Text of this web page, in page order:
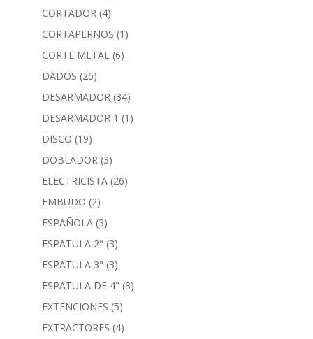
CORTADOR (4)
CORTAPERNOS (1)
CORTE METAL (6)
DADOS (26)
DESARMADOR (34)
DESARMADOR 1 (1)
DISCO (19)
DOBLADOR (3)
ELECTRICISTA (26)
EMBUDO (2)
ESPAÑOLA (3)
ESPATULA 2" (3)
ESPATULA 3" (3)
ESPATULA DE 4" (3)
EXTENCIONES (5)
EXTRACTORES (4)